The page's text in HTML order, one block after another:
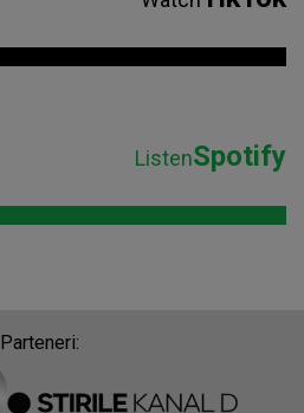
ListenSpotify
Parteneri: